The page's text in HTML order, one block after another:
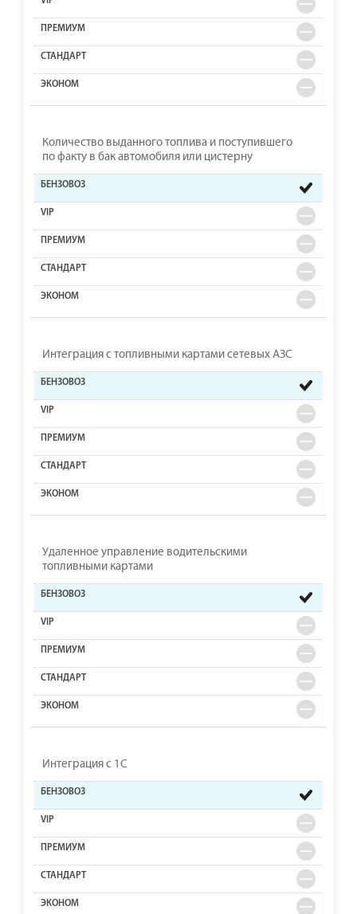
Количество выданного топлива и поступившего
по факту в бак автомобиля или цистерну
Интеграция с топливными картами сетевых АЗС
Удаленное управление водительскими
топливными картами
Интеграция с 1С